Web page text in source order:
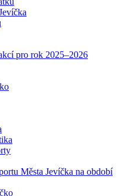
pro rok 2025–2026
Města Jevíčka na období